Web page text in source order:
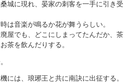
城に現れ、晏家の刺客を一手に引き受
は音楽が鳴るか花が舞うらしい。
屋でも、どこにしまってたんだか、茶
茶を飲んだりする。
には、琅琊王と共に南訣に出征する。